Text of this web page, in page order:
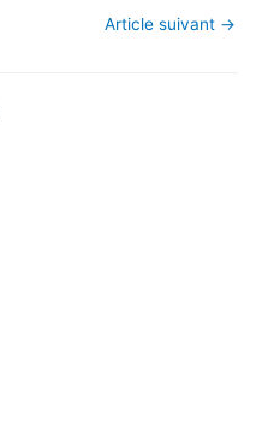
Article suivant →